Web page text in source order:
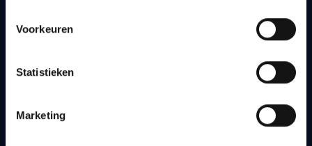
Voorkeuren
Statistieken
Marketing
Bereikbaarheid